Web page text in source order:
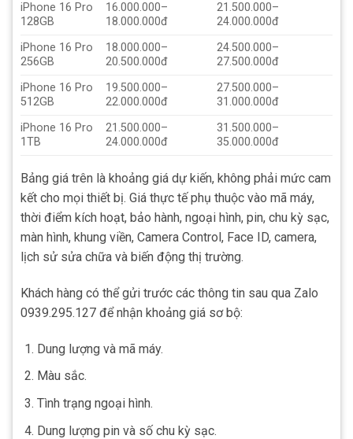
iPhone 16 Pro
128GB
16.000.000–
18.000.000đ
21.500.000–
24.000.000đ
iPhone 16 Pro
256GB
18.000.000–
20.500.000đ
24.500.000–
27.500.000đ
iPhone 16 Pro
512GB
19.500.000–
22.000.000đ
27.500.000–
31.000.000đ
iPhone 16 Pro
1TB
21.500.000–
24.000.000đ
31.500.000–
35.000.000đ
Bảng giá trên là khoảng giá dự kiến, không phải mức cam
kết cho mọi thiết bị. Giá thực tế phụ thuộc vào mã máy,
thời điểm kích hoạt, bảo hành, ngoại hình, pin, chu kỳ sạc,
màn hình, khung viền, Camera Control, Face ID, camera,
lịch sử sửa chữa và biến động thị trường.
Khách hàng có thể gửi trước các thông tin sau qua Zalo
0939.295.127 để nhận khoảng giá sơ bộ:
Dung lượng và mã máy.
Màu sắc.
Tình trạng ngoại hình.
Dung lượng pin và số chu kỳ sạc.